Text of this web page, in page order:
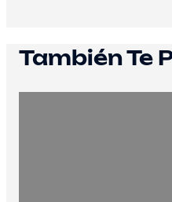
También Te